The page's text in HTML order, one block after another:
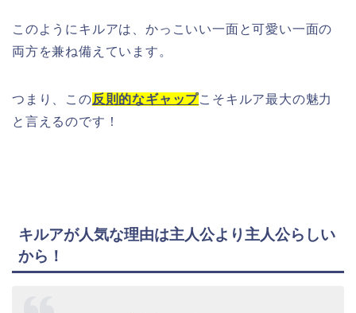
このようにキルアは、かっこいい一面と可愛い一面の
両方を兼ね備えています。
つまり、この反則的なギャップこそキルア最大の魅力
と言えるのです！
キルアが人気な理由は主人公より主人公らしい
から！